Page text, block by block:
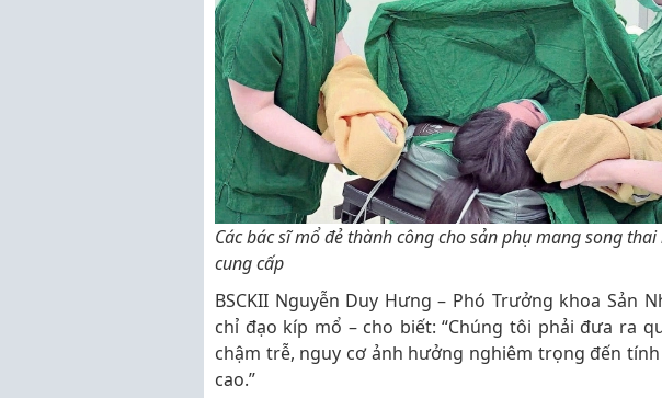
Các bác sĩ mổ đẻ thành công cho sản phụ mang song
cung cấp
BSCKII Nguyễn Duy Hưng – Phó Trưởng khoa Sản
chỉ đạo kíp mổ – cho biết: “Chúng tôi phải đưa ra
chậm trễ, nguy cơ ảnh hưởng nghiêm trọng đến
cao.”